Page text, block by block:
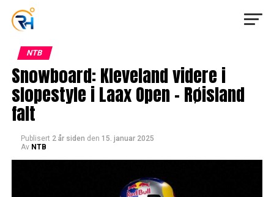
NTB
Snowboard: Kleveland videre i
slopestyle i Laax Open – Røisland
falt
Publisert 2 år siden den 15. januar 2025
Av NTB